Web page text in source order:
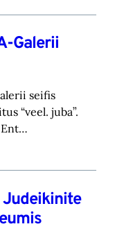
Galerii
seifis
“veel. juba”.
Ent…
Judeikinite